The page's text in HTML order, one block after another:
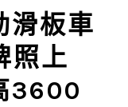
滑板車
照上
3600